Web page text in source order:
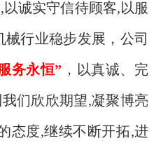
诚实守信待顾客,以服
行业稳步发展，公司
务永恒” ，以真诚、完
们欣欣期望,凝聚博亮
态度,继续不断开拓,进